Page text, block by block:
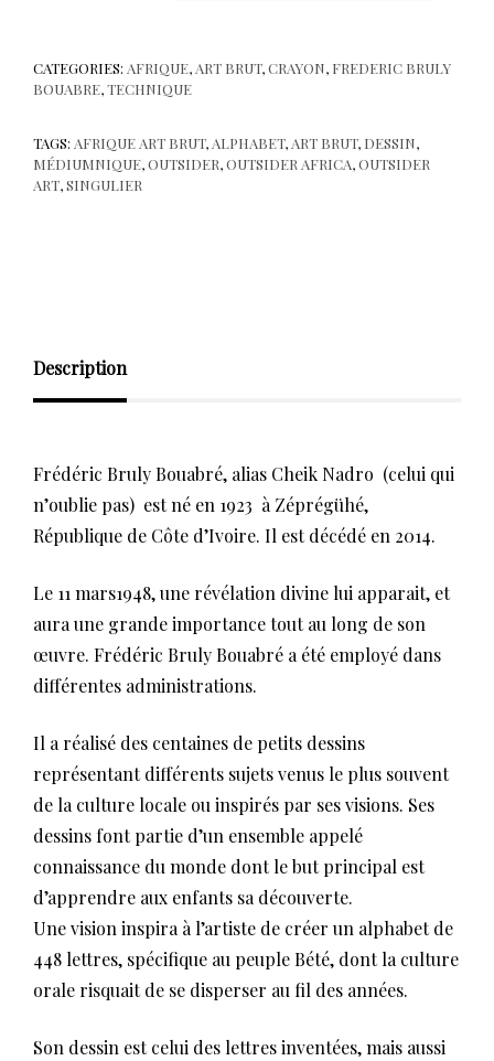
CATEGORIES: AFRIQUE,ART BRUT,CRAYON, FREDERIC BRULY
BOUABRE,TECHNIQUE
TAGS: AFRIQUE ART BRUT,ALPHABET,ART BRUT, DESSIN,
MÉDIUMNIQUE,OUTSIDER,OUTSIDER AFRICA,OUTSIDER
ART,SINGULIER
Description
Frédéric Bruly Bouabré, alias Cheik Nadro (celui qui
n’oublie pas) est né en 1923 à Zéprégühé,
République de Côte d’Ivoire. Il est décédé en 2014.
Le 11 mars1948, une révélation divine lui apparait, et
aura une grande importance tout au long de son
œuvre. Frédéric Bruly Bouabré a été employé dans
différentes administrations.
Il a réalisé des centaines de petits dessins
représentant différents sujets venus le plus souvent
de la culture locale ou inspirés par ses visions. Ses
dessins font partie d’un ensemble appelé
connaissance du monde dont le but principal est
d’apprendre aux enfants sa découverte.
Une vision inspira à l’artiste de créer un alphabet de
448 lettres, spécifique au peuple Bété, dont la culture
orale risquait de se disperser au fil des années.
Son dessin est celui des lettres inventées, mais aussi